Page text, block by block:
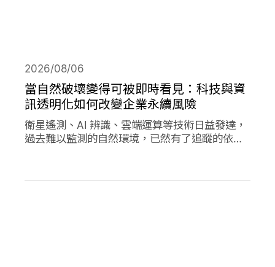
當自然破壞變得可被即時看見：科技與資
訊透明化如何改變企業永續風險
2026/08/06
衛星遙測、AI 辨識、雲端運算等技術日益發達，
過去難以監測的自然環境，已然有了追蹤的依